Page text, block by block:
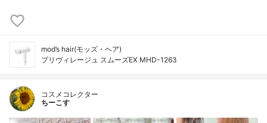
mod’s hair(モッズ・ヘア)
プリヴィレージュ スムーズEX MHD-1263
コスメコレクター
ちーこす